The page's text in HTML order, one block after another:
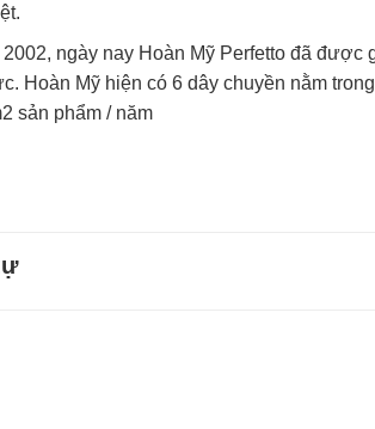
ngày nay Hoàn Mỹ Perfetto đã được
Hoàn Mỹ hiện có 6 dây chuyền nằm
sản phẩm / năm